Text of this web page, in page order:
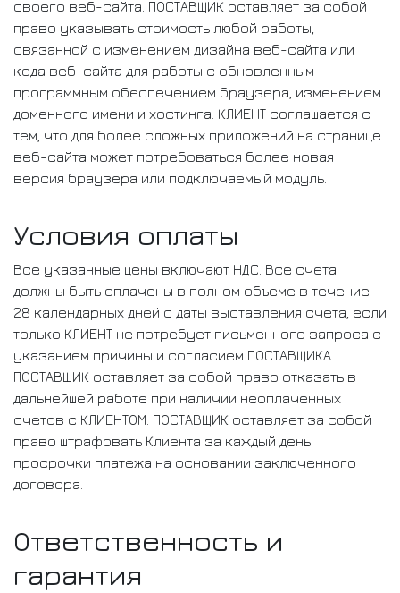
своего веб-сайта. ПОСТАВЩИК оставляет за собой
право указывать стоимость любой работы,
связанной с изменением дизайна веб-сайта или
кода веб-сайта для работы с обновленным
программным обеспечением браузера, изменением
доменного имени и хостинга. КЛИЕНТ соглашается с
тем, что для более сложных приложений на странице
веб-сайта может потребоваться более новая
версия браузера или подключаемый модуль.
Условия оплаты
Все указанные цены включают НДС. Все счета
должны быть оплачены в полном объеме в течение
28 календарных дней с даты выставления счета, если
только КЛИЕНТ не потребует письменного запроса с
указанием причины и согласием ПОСТАВЩИКА.
ПОСТАВЩИК оставляет за собой право отказать в
дальнейшей работе при наличии неоплаченных
счетов с КЛИЕНТОМ. ПОСТАВЩИК оставляет за собой
право штрафовать Клиента за каждый день
просрочки платежа на основании заключенного
договора.
Ответственность и
гарантия